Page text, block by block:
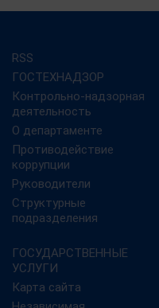
RSS
ГОСТЕХНАДЗОР
Контрольно-надзорная
деятельность
О департаменте
Противодействие
коррупции
Руководители
Структурные
подразделения
ГОСУДАРСТВЕННЫЕ
УСЛУГИ
Карта сайта